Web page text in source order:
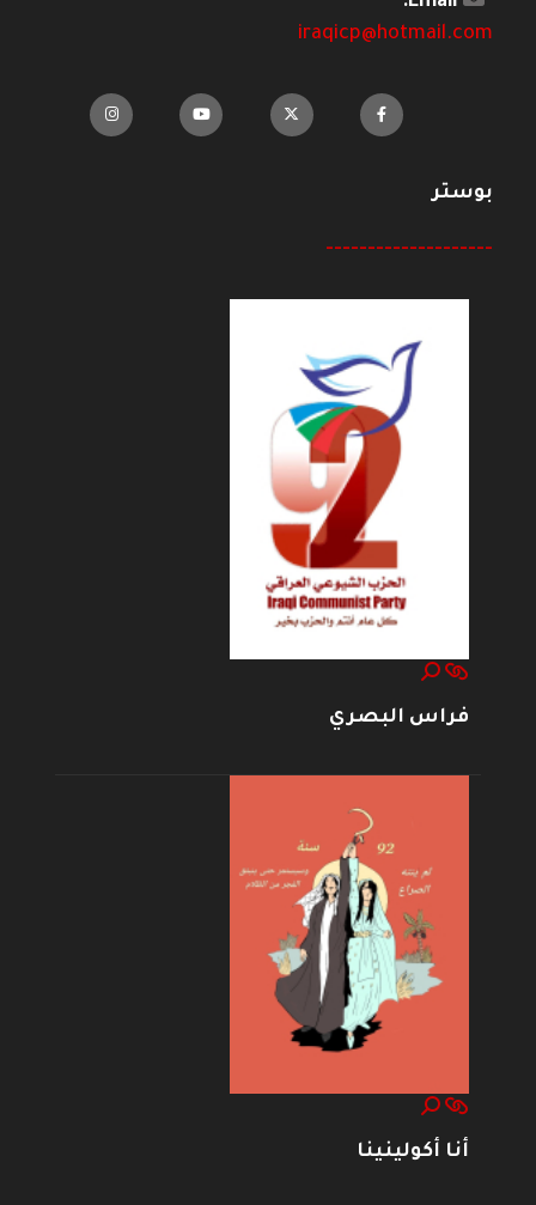
iraqicp@hotmail.com
بوستر
--------------------
فراس البصري
أنا أكولينينا